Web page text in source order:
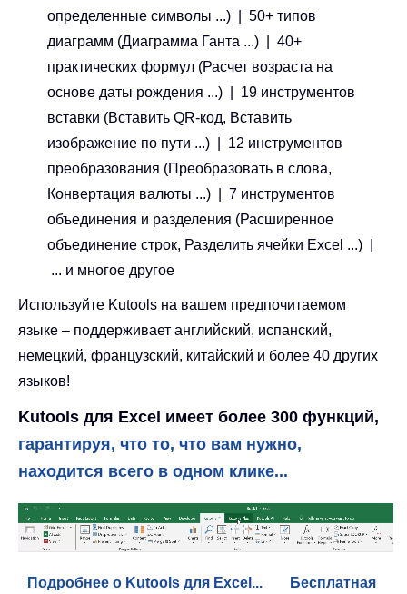
определенные символы ...) | 50+ типов
диаграмм (Диаграмма Ганта ...) | 40+
практических формул (Расчет возраста на
основе даты рождения ...) | 19 инструментов
вставки (Вставить QR-код, Вставить
изображение по пути ...) | 12 инструментов
преобразования (Преобразовать в слова,
Конвертация валюты ...) | 7 инструментов
объединения и разделения (Расширенное
объединение строк, Разделить ячейки Excel ...) |
... и многое другое
Используйте Kutools на вашем предпочитаемом
языке – поддерживает английский, испанский,
немецкий, французский, китайский и более 40 других
языков!
Kutools для Excel имеет более 300 функций,
гарантируя, что то, что вам нужно,
находится всего в одном клике...
Подробнее о Kutools для Excel...
Бесплатная